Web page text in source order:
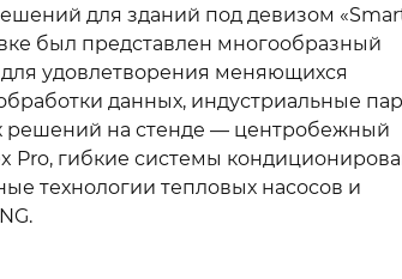
для зданий под девизом
был представлен многообразный
удовлетворения меняющихся
данных, индустриальные
решений на стенде — центробежный
гибкие системы
технологии тепловых насосов и